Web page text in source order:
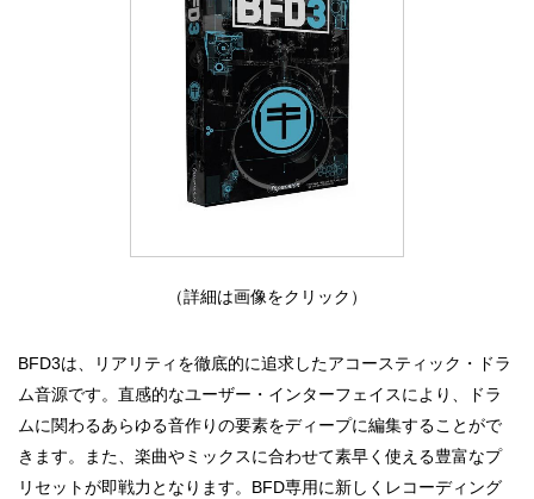
（詳細は画像をクリック）
BFD3は、リアリティを徹底的に追求したアコースティック・ドラ
ム音源です。直感的なユーザー・インターフェイスにより、ドラ
ムに関わるあらゆる音作りの要素をディープに編集することがで
きます。また、楽曲やミックスに合わせて素早く使える豊富なプ
リセットが即戦力となります。BFD専用に新しくレコーディング